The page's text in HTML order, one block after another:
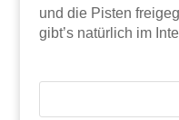
und die Pisten
gibt’s natürlich im